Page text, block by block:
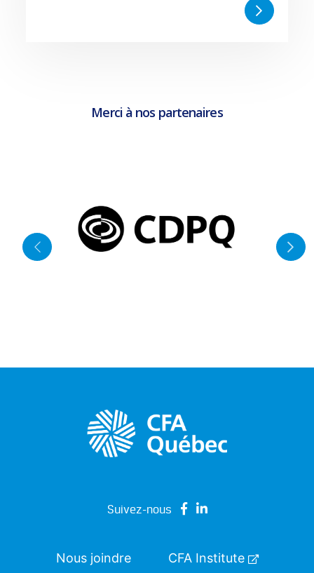
Merci à nos partenaires
Suivez-nous
Nous joindre CFA Institute